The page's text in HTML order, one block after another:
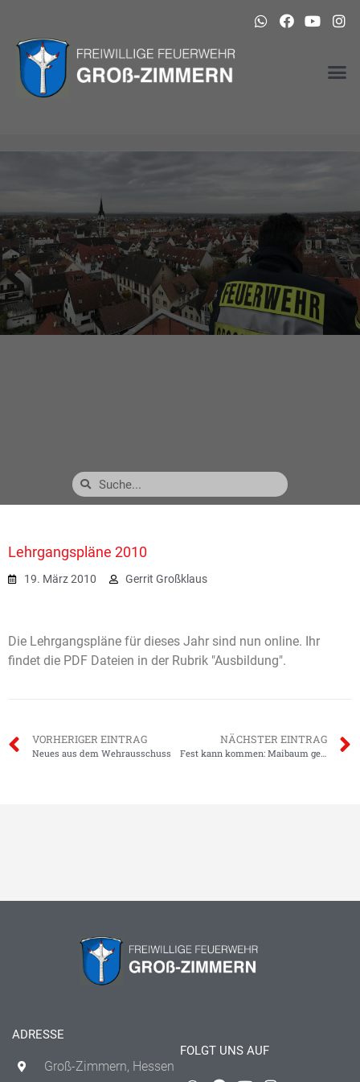
Lehrgangspläne 2010
19. März 2010 Gerrit Großklaus
Die Lehrgangspläne für dieses Jahr sind nun online. Ihr
findet die PDF Dateien in der Rubrik "Ausbildung".
VORHERIGER EINTRAG
Neues aus dem Wehrausschuss
NÄCHSTER EINTRAG
Fest kann kommen: Maibaum geholt
ADRESSE
Groß-Zimmern, Hessen
FOLGT UNS AUF